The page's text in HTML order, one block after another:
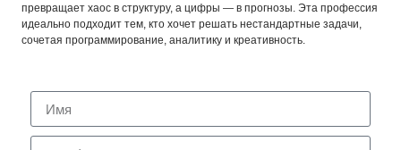
превращает хаос в структуру, а цифры — в прогнозы. Эта профессия
идеально подходит тем, кто хочет решать нестандартные задачи,
сочетая программирование, аналитику и креативность.